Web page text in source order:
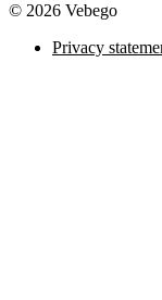
© 2026 Vebego
Privacy